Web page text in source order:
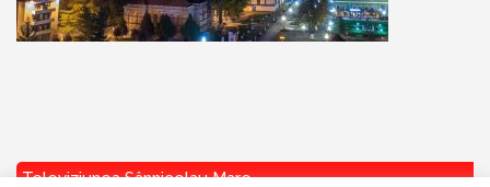
Televiziunea Sânnicolau Mare